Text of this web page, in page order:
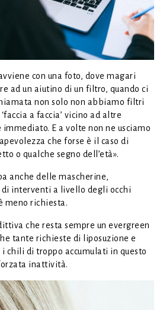
con una foto, dove magari
ad un aiutino di un filtro, quando ci
non solo non abbiamo filtri
a faccia’ vicino ad altre
E a volte non ne usciamo
che forse è il caso di
o qualche segno dell’età».
anche delle mascherine,
interventi a livello degli occhi
meno richiesta.
che resta sempre un evergreen
tante richieste di liposuzione e
chili di troppo accumulati in questo
inattività.